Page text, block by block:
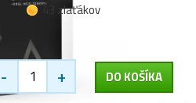
43 zlaťákov
- + DO KOŠÍKA